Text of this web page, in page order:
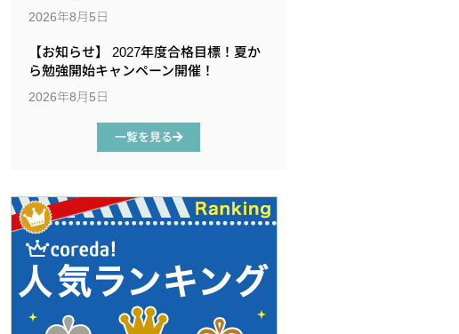
2026年8月5日
【お知らせ】 2027年度合格目標！夏か
ら勉強開始キャンペーン開催！
2026年8月5日
一覧を見る